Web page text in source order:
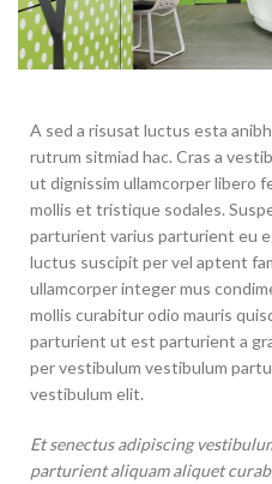
A sed a risusat luctus esta
rutrum sitmiad hac. Cras a
ut dignissim ullamcorper libero
mollis et tristique sodales.
parturient varius parturient eu
luctus suscipit per vel aptent
ullamcorper integer mus
mollis curabitur odio mauris
parturient ut est parturient a
per vestibulum vestibulum
vestibulum elit.
Et senectus adipiscing
parturient aliquam aliquet